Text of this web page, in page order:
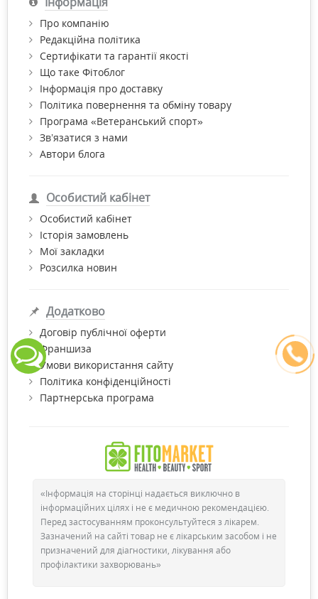
Про компанію
Редакційна політика
Сертифікати та гарантії якості
Що таке Фітоблог
Інформація про доставку
Політика повернення та обміну товару
Програма «Ветеранський спорт»
Зв’язатися з нами
Автори блога
Особистий кабінет
Особистий кабінет
Історія замовлень
Мої закладки
Розсилка новин
Додатково
Договір публічної оферти
Франшиза
Умови використання сайту
Політика конфіденційності
Партнерська програма
«Інформація на сторінці надається виключно в
інформаційних цілях і не є медичною рекомендацією.
Перед застосуванням проконсультуйтеся з лікарем.
Зазначений на сайті товар не є лікарським засобом і не
призначений для діагностики, лікування або
профілактики захворювань»